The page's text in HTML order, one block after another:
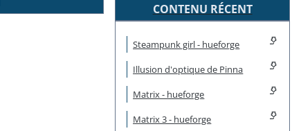
CONTENU RÉCENT
Steampunk girl - hueforge
Illusion d'optique de Pinna
Matrix - hueforge
Matrix 3 - hueforge